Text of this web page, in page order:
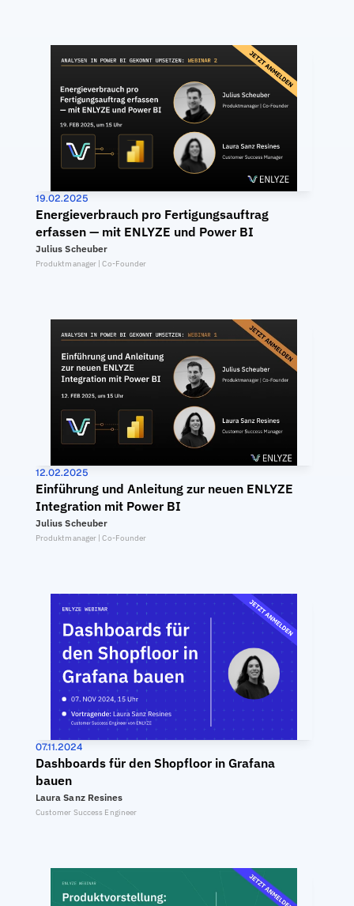
19.02.2025
Energieverbrauch pro Fertigungsauftrag
erfassen — mit ENLYZE und Power BI
Julius Scheuber
Produktmanager | Co-Founder
12.02.2025
Einführung und Anleitung zur neuen ENLYZE
Integration mit Power BI
Julius Scheuber
Produktmanager | Co-Founder
07.11.2024
Dashboards für den Shopfloor in Grafana
bauen
Laura Sanz Resines
Customer Success Engineer